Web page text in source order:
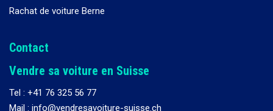
Rachat de voiture Berne
Contact
Vendre sa voiture en Suisse
Tel : +41 76 325 56 77
Mail : info@vendresavoiture-suisse.ch